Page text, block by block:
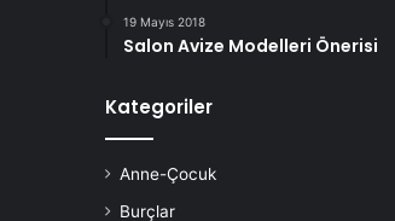
19 Mayıs 2018
Salon Avize Modelleri Önerisi
Kategoriler
Anne-Çocuk
Burçlar